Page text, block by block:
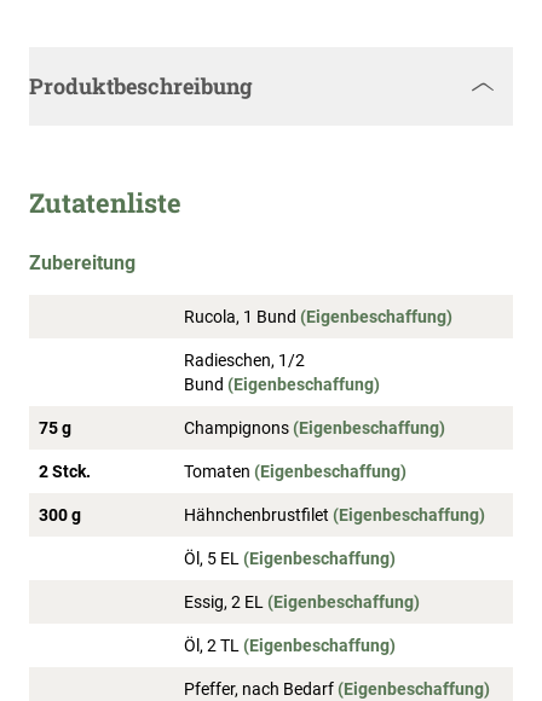
Produktbeschreibung
Zutatenliste
Zubereitung
Rucola, 1 Bund (Eigenbeschaffung)
Radieschen, 1/2
Bund (Eigenbeschaffung)
75 g Champignons (Eigenbeschaffung)
2 Stck. Tomaten (Eigenbeschaffung)
300 g Hähnchenbrustfilet (Eigenbeschaffung)
Öl, 5 EL (Eigenbeschaffung)
Essig, 2 EL (Eigenbeschaffung)
Öl, 2 TL (Eigenbeschaffung)
Pfeffer, nach Bedarf (Eigenbeschaffung)